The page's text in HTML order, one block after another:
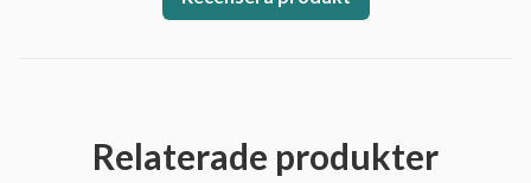
Relaterade produkter